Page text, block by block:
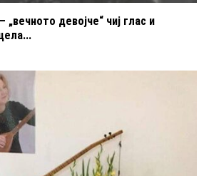
девојче“ чиј глас и